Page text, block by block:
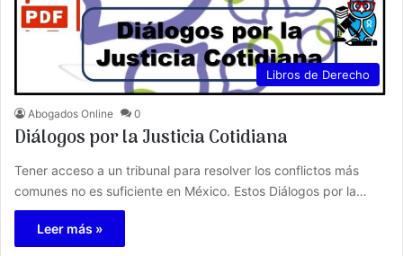
Libros de Derecho
Abogados Online 0
Diálogos por la Justicia Cotidiana
Tener acceso a un tribunal para resolver los conflictos más
comunes no es suficiente en México. Estos Diálogos por la…
Leer más »